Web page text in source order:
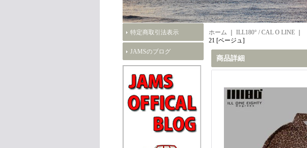
特定商取引法表示
JAMSのブログ
ホーム ILL180° / CAL O LINE
21 [ベージュ]
商品詳細